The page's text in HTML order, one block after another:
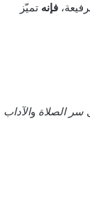
فإنه تميّز
سر الصلاة والآداب